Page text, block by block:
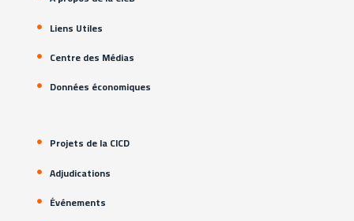
Liens Utiles
Centre des Médias
Données économiques
Projets de la CICD
Adjudications
Événements